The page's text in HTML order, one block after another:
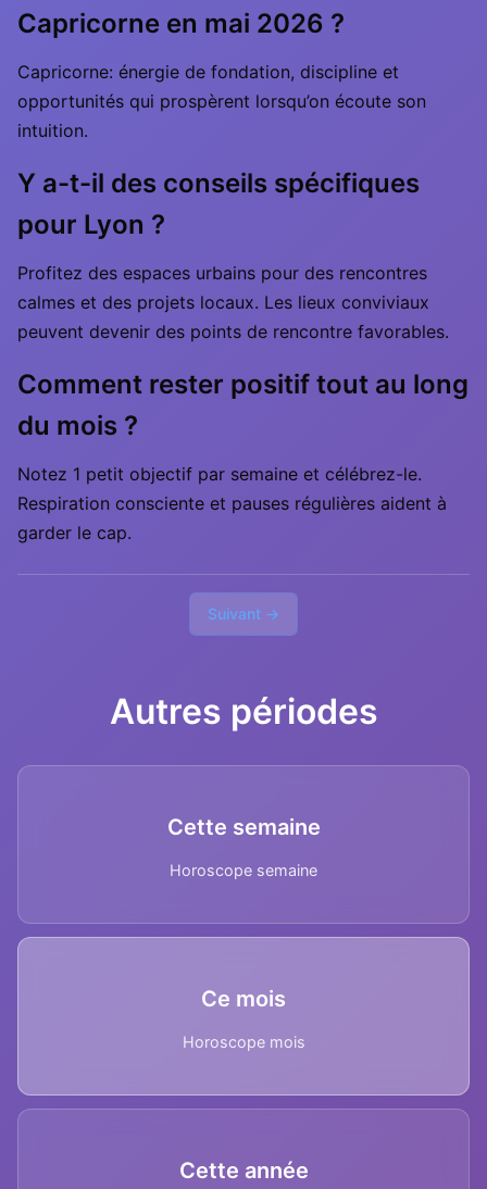
Capricorne en mai 2026 ?
Capricorne: énergie de fondation, discipline et
opportunités qui prospèrent lorsqu’on écoute son
intuition.
Y a-t-il des conseils spécifiques
pour Lyon ?
Profitez des espaces urbains pour des rencontres
calmes et des projets locaux. Les lieux conviviaux
peuvent devenir des points de rencontre favorables.
Comment rester positif tout au long
du mois ?
Notez 1 petit objectif par semaine et célébrez-le.
Respiration consciente et pauses régulières aident à
garder le cap.
Suivant →
Autres périodes
Cette semaine
Horoscope semaine
Ce mois
Horoscope mois
Cette année